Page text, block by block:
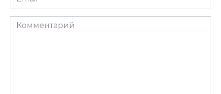
*
Комментарий